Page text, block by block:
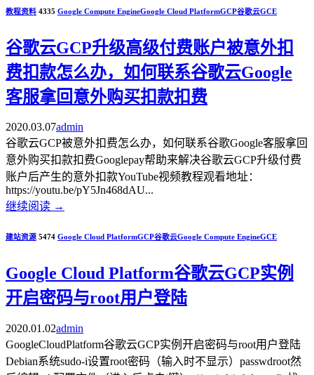
教程资料 4335 Google Compute EngineGoogle Cloud PlatformGCP谷歌云GCE
谷歌云GCP升级高级付费账户被意外扣
费扣款怎么办，如何联系谷歌云Google
客服拿回意外购买扣款扣费
2020.03.07admin
谷歌云GCP被意外扣费怎么办，如何联系谷歌Google客服拿回
意外购买扣款扣费Googlepay帮助来解决谷歌云GCP升级付费
账户后产生的意外扣款YouTube视频教程观看地址：
https://youtu.be/pY5Jn468dAU...
继续阅读 →
建站资源 5474 Google Cloud PlatformGCP谷歌云Google Compute EngineGCE
Google Cloud Platform谷歌云GCP实例
开启密码与root用户登陆
2020.01.02admin
GoogleCloudPlatform谷歌云GCP实例开启密码与root用户登陆
Debian系统sudo-i设置root密码（输入时不显示）passwdroot然